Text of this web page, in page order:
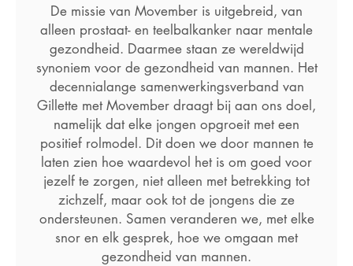
De missie van Movember is uitgebreid, van
alleen prostaat- en teelbalkanker naar mentale
gezondheid. Daarmee staan ze wereldwijd
synoniem voor de gezondheid van mannen. Het
decennialange samenwerkingsverband van
Gillette met Movember draagt bij aan ons doel,
namelijk dat elke jongen opgroeit met een
positief rolmodel. Dit doen we door mannen te
laten zien hoe waardevol het is om goed voor
jezelf te zorgen, niet alleen met betrekking tot
zichzelf, maar ook tot de jongens die ze
ondersteunen. Samen veranderen we, met elke
snor en elk gesprek, hoe we omgaan met
gezondheid van mannen.